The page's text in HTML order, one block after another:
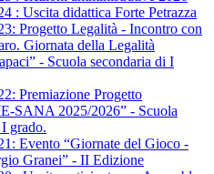
: Uscita didattica Forte Petrazza
Progetto Legalità - Incontro con
Giornata della Legalità
- Scuola secondaria di I
Premiazione Progetto
SANA 2025/2026” - Scuola
grado.
Evento “Giornate del Gioco -
Granei” - II Edizione